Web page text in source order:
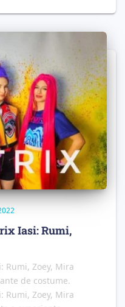
Iasi: Rumi,
Rumi, Zoey, Mira
de costume.
Rumi, Zoey, Mira